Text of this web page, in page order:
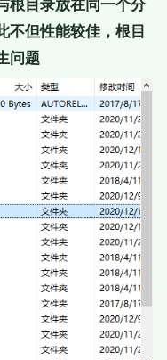
根目录放在同一个分
不但性能较佳，根目
问题